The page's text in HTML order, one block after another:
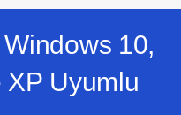
Windows 10,
XP Uyumlu